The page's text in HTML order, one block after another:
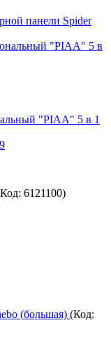
панели Spider
"PIAA" 5 в 1
6121100)
(большая) (Код: